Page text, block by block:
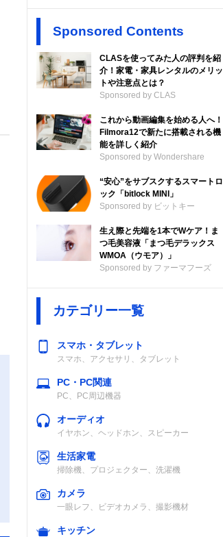
Sponsored Contents
CLASを使ってみた人の評判を紹
介！家電・家具レンタルのメリッ
トや注意点とは？
Sponsored by CLAS
これから動画編集を始める人へ！
Filmora12で新たに搭載される機
能を詳しく紹介
Sponsored by Wondershare
“安心”をサブスクするスマートロ
ック「bitlock MINI」
Sponsored by ビットキー
生え際と先端を1本でWケア！ま
つ毛美容液「まつ毛デラックス
WMOA（ウモア）」
Sponsored by ファーマフーズ
カテゴリー一覧
スマホ・タブレット
スマホ、アクセサリ、タブレット
PC・PC関連
PC、PC周辺機器
オーディオ
イヤホン、ヘッドホン、スピーカー
生活家電
掃除機、プロジェクター、洗濯機
カメラ
一眼レフ、ビデオカメラ、撮影機材
キッチン